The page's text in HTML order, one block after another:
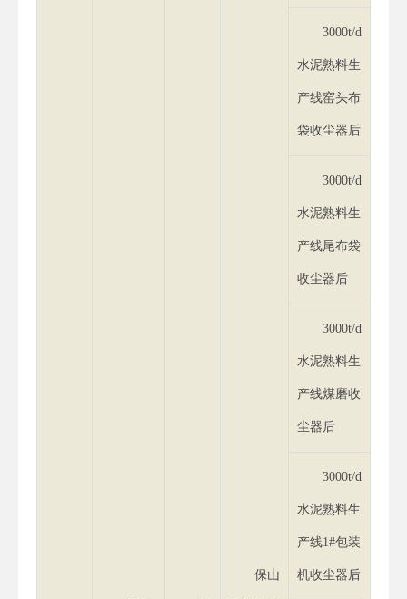
保山
3000t/d
水泥熟料生
产线窑头布
袋收尘器后
3000t/d
水泥熟料生
产线尾布袋
收尘器后
3000t/d
水泥熟料生
产线煤磨收
尘器后
3000t/d
水泥熟料生
产线1#包装
机收尘器后